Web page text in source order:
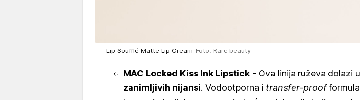
Lip Soufflé Matte Lip Cream Foto: Rare beauty
MAC Locked Kiss Ink Lipstick - Ova linija ruževa dolazi u
zanimljivih nijansi. Vodootporna i transfer-proofformula